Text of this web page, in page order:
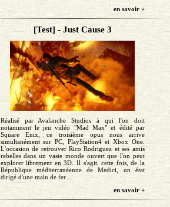
en savoir +
[Test] - Just Cause 3
Réalisé par Avalanche Studios à qui l'on doit
notamment le jeu vidéo "Mad Max" et édité par
Square Enix, ce troisième opus nous arrive
simultanément sur PC, PlayStation4 et Xbox One.
L'occasion de retrouver Rico Rodriguez et ses amis
rebelles dans un vaste monde ouvert que l'on peut
explorer librement en 3D. Il s'agit, cette fois, de la
République méditerranéenne de Medici, un état
dirigé d'une main de fer ...
en savoir +